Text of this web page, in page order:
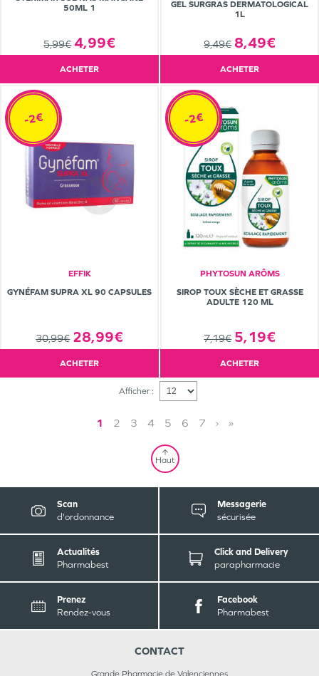
50ML 1
5,99€ 4,99€
ACHETER
GEL SURGRAS DERMATOLOGICAL
1L
9,49€ 8,49€
ACHETER
EFFIK
GYNÉFAM SUPRA XL 90 CAPSULES
30,99€ 28,99€
-2€
ACHETER
PHYTOSUN ARÔMS
SIROP TOUX SÈCHE ET GRASSE
ADULTE 120 ML
7,19€ 5,19€
-2€
ACHETER
Afficher :
1 2 3 4 5 6 7 › »
Haut
Scan
d'ordonnance
Messagerie
sécurisée
Actualités
Pharmabest
Click and Delivery
parapharmacie
Prenez
Rendez-vous
Facebook
Pharmabest
CONTACT
Grande Pharmacie de Valenciennes